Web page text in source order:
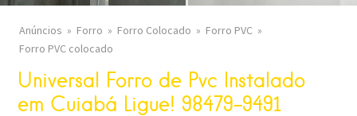
Anúncios Forro Forro Colocado
Forro PVC
Forro PVC colocado
Universal Forro de Pvc Instalado
em Cuiabá Ligue! 98479-9491